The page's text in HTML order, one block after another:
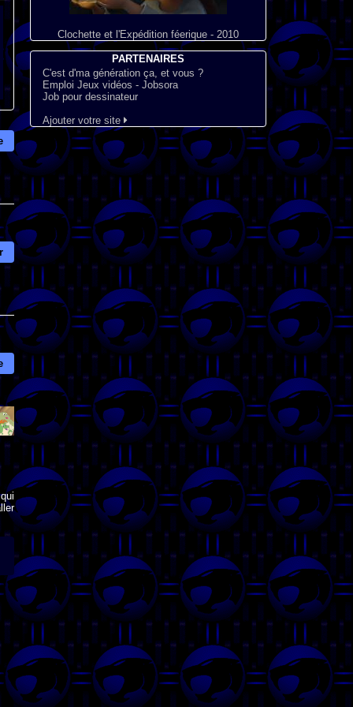
Clochette et l'Expédition féerique - 2010
PARTENAIRES
C'est d'ma génération ça, et vous ?
Emploi Jeux vidéos - Jobsora
Job pour dessinateur
Ajouter votre site